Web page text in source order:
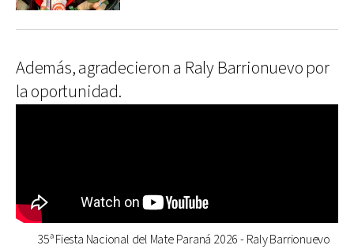
Además, agradecieron a Raly Barrionuevo por
la oportunidad.
35ª Fiesta Nacional del Mate Paraná 2026 - Raly Barrionuevo